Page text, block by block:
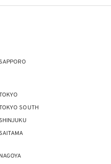
情報を取り扱いません。但し、次の場合は
要がある場合であって、本人の同意を得
あって、本人の同意を得ることにより当該
るとき（当該個人データを取り扱う目的
SOUTH